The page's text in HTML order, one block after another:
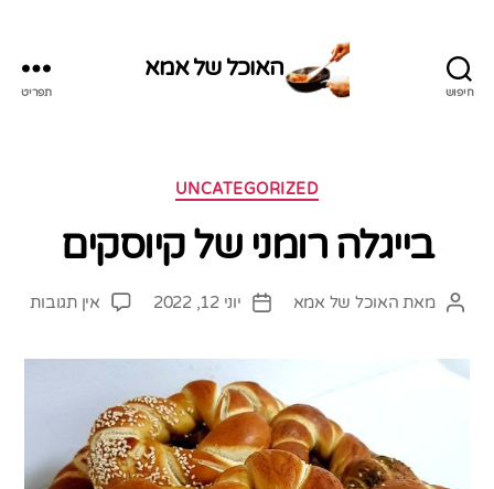
חיפוש
האוכל של אמא
תפריט
קטגוריות
UNCATEGORIZED
בייגלה רומני של קיוסקים
המחבר
מאת האוכל של אמא
תאריך
יוני 12, 2022 אין תגובותעל